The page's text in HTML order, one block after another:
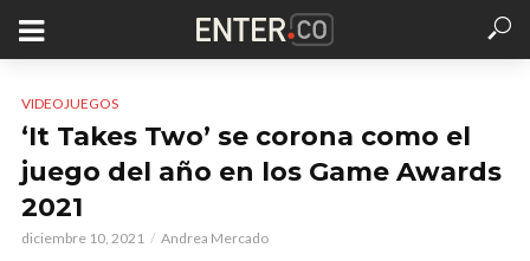
VIDEOJUEGOS
‘It Takes Two’ se corona como el
juego del año en los Game Awards
2021
diciembre 10, 2021 Andrea Mercado